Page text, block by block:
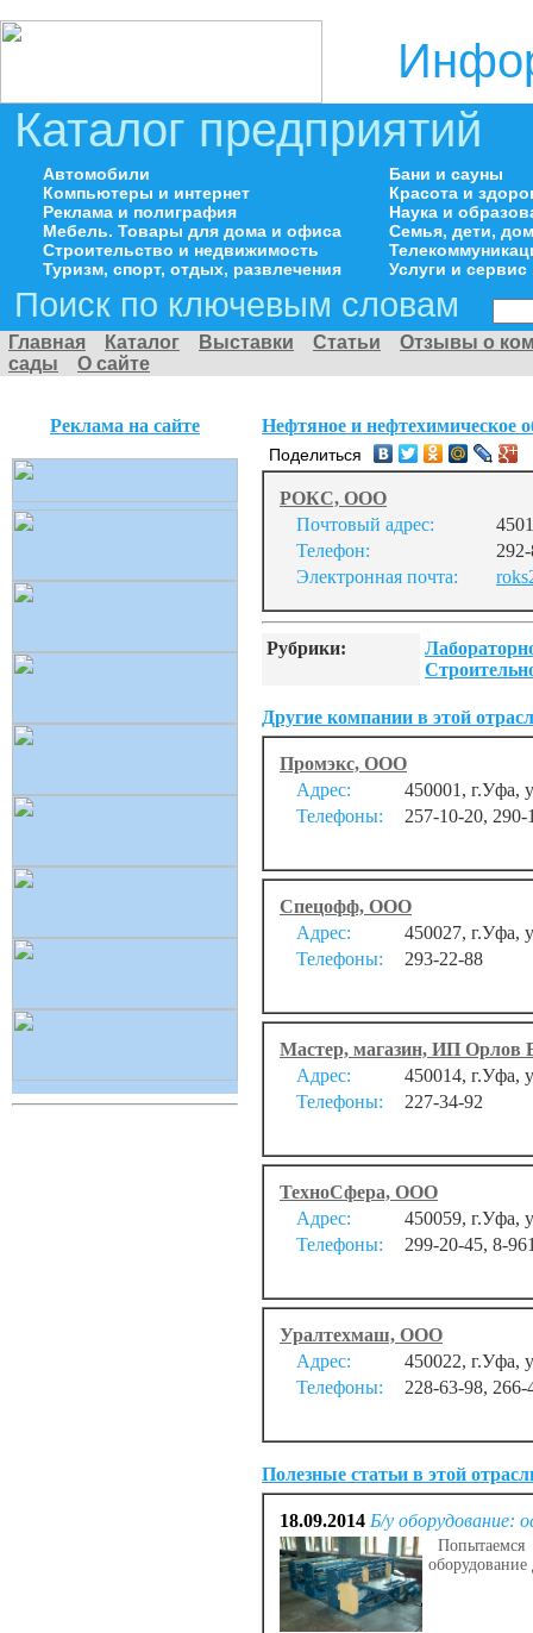
Каталог предприятий
Автомобили
Компьютеры и интернет
Реклама и полиграфия
Мебель. Товары для дома и офиса
Строительство и недвижимость
Туризм, спорт, отдых, развлечения
Бани и сауны
Красота и
Наука и
Семья, дети,
Услуги и сервис
Поиск по ключевым словам
Главная Каталог Выставки Статьи
Отзывы о
сады
О сайте
Реклама на сайте Нефтяное и нефтехимическое
Поделиться
РОКС, ООО
Почтовый адрес:
Телефон:
Электронная почта:
Рубрики:
Другие компании в этой
Промэкс, ООО
Адрес:
450001, г.Уфа,
Телефоны:
257-10-20, 290-
Спецофф, ООО
Адрес:
450027, г.Уфа,
Телефоны:
293-22-88
Мастер, магазин, ИП Орлов
Адрес:
450014, г.Уфа,
Телефоны:
227-34-92
ТехноСфера, ООО
Адрес:
450059, г.Уфа,
Телефоны:
299-20-45, 8-
Уралтехмаш, ООО
Адрес:
450022, г.Уфа,
Телефоны:
228-63-98,
Полезные статьи в этой
18.09.2014 Б/у оборудование:
оборудование